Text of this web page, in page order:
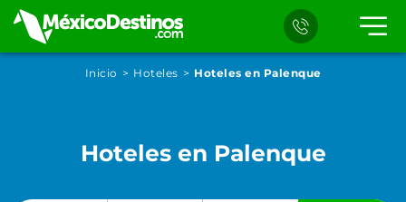
Inicio Hoteles Hoteles en Palenque
Hoteles en Palenque